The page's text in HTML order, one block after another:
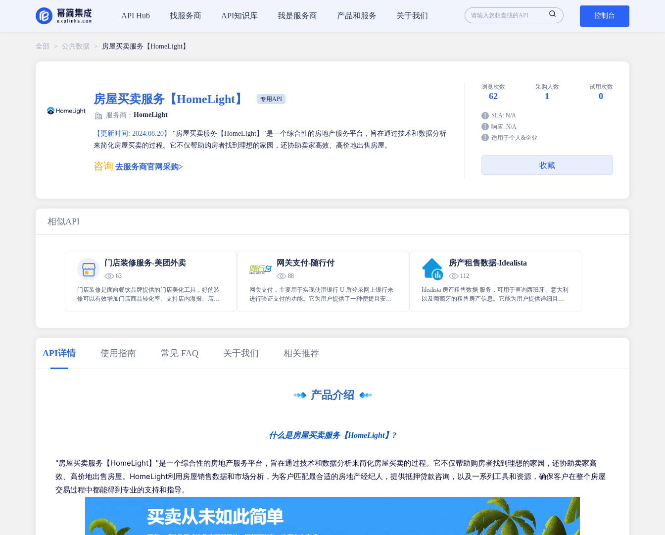
API Hub 找服务商 API知识库 我是服务商 产品和服务 关于我们 控制台
全部 > 公共数据 > 房屋买卖服务【HomeLight】
房屋买卖服务【HomeLight】 专用API
服务商： HomeLight
【更新时间: 2024.08.20】
"房屋买卖服务【HomeLight】"是一个综合性的房地产服务平台，旨在通过技术和数据分析
来简化房屋买卖的过程。它不仅帮助购房者找到理想的家园，还协助卖家高效、高价地出售房屋。
咨询 去服务商官网采购>
浏览次数
62
采购人数
1
试用次数
0
SLA: N/A
响应: N/A
适用于个人&企业
收藏
相似API
门店装修服务-美团外卖
63
门店装修是面向餐饮品牌提供的门店美化工具，好的装
修可以有效增加门店商品转化率。支持店内海报、店铺
网关支付-随行付
88
网关支付，主要用于实现使用银行 U 盾登录网上银行来
进行验证支付的功能。它为用户提供了一种便捷且安全
房产租售数据-Idealista
112
Idealista 房产租售数据 服务，可用于查询西班牙、意大利
以及葡萄牙的租售房产信息。它能为用户提供详细且全
API详情 使用指南 常见 FAQ 关于我们 相关推荐
产品介绍
什么是房屋买卖服务【HomeLight】?
"房屋买卖服务【HomeLight】"是一个综合性的房地产服务平台，旨在通过技术和数据分析来简化房屋买卖的过程。它不仅帮助购房者找到理想的家园，还协助卖家高
效、高价地出售房屋。HomeLight利用房屋销售数据和市场分析，为客户匹配最合适的房地产经纪人，提供抵押贷款咨询，以及一系列工具和资源，确保客户在整个房屋
交易过程中都能得到专业的支持和指导。